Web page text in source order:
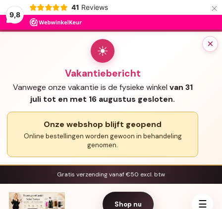
9,8
41 Reviews ×
×
☀
Vakantiebericht
Vanwege onze vakantie is de fysieke winkel van 31
juli tot en met 16 augustus gesloten.
Onze webshop blijft geopend
Online bestellingen worden gewoon in behandeling
genomen.
Gratis verzending vanaf €50 excl. btw
Shop nu ☰